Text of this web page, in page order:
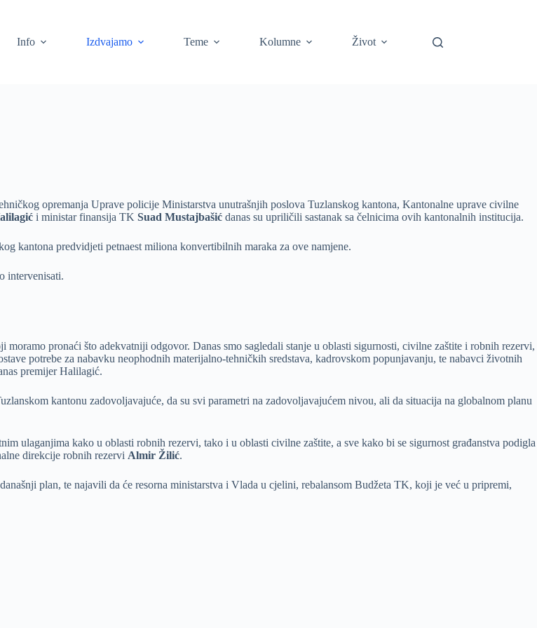
Info Izdvajamo Teme Kolumne Život
opremanja Uprave policije Ministarstva unutrašnjih poslova Tuzlanskog kantona, Kantonalne uprave civilne
i ministar finansija TK Suad Mustajbašić danas su upriličili sastanak sa čelnicima ovih kantonalnih institucija.
kantona predvidjeti petnaest miliona konvertibilnih maraka za ove namjene.
intervenisati.
pronaći što adekvatniji odgovor. Danas smo sagledali stanje u oblasti sigurnosti, civilne zaštite i robnih rezervi,
potrebe za nabavku neophodnih materijalno-tehničkih sredstava, kadrovskom popunjavanju, te nabavci životnih
premijer Halilagić.
kantonu zadovoljavajuće, da su svi parametri na zadovoljavajućem nivou, ali da situacija na globalnom planu
ulaganjima kako u oblasti robnih rezervi, tako i u oblasti civilne zaštite, a sve kako bi se sigurnost građanstva podigla
direkcije robnih rezervi Almir Žilić.
plan, te najavili da će resorna ministarstva i Vlada u cjelini, rebalansom Budžeta TK, koji je već u pripremi,